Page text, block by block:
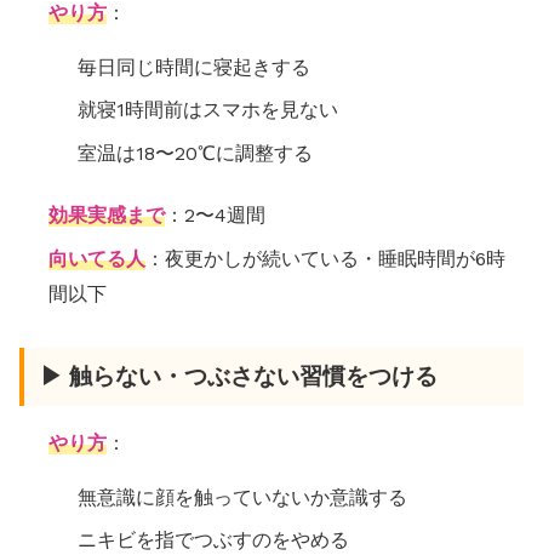
やり方 ：
毎日同じ時間に寝起きする
就寝1時間前はスマホを見ない
室温は18〜20℃に調整する
効果実感まで：2〜4週間
向いてる人 ：夜更かしが続いている・睡眠時間が6時
間以下
▶ 触らない・つぶさない習慣をつける
やり方 ：
無意識に顔を触っていないか意識する
ニキビを指でつぶすのをやめる